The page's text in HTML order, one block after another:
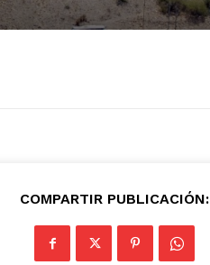
COMPARTIR PUBLICACIÓN: